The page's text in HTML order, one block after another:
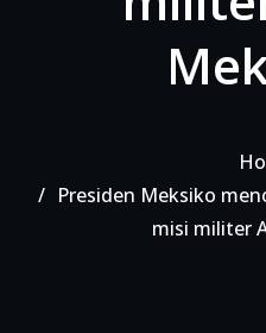
Presiden Meksiko
misi militer